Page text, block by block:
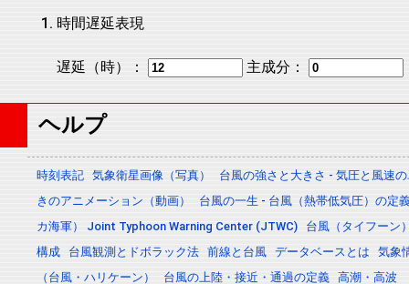
時間遅延表現
遅延（時）： 主成分：
ヘルプ
時刻表記 気象衛星画像（写真）
台風の強さと大きさ - 気圧と風速
きのアニメーション（動画）
台風の一生 - 台風（熱帯低気圧）の定
カ海軍） Joint Typhoon Warning Center (JTWC)
台風（タイフーン
構成
台風観測とドボラック法 前線と台風 データベースとは
気象
（台風・ハリケーン）
台風の上陸・接近・通過の定義 高潮・高波